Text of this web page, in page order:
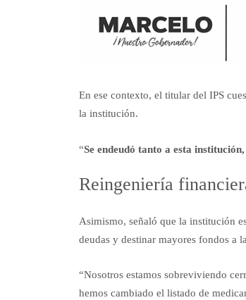
En ese contexto, el titular del IPS
la institución.
“Se endeudó tanto a esta
Reingeniería
Asimismo, señaló que la institución
deudas y destinar mayores fondos a
“Nosotros estamos sobreviviendo
hemos cambiado el listado de